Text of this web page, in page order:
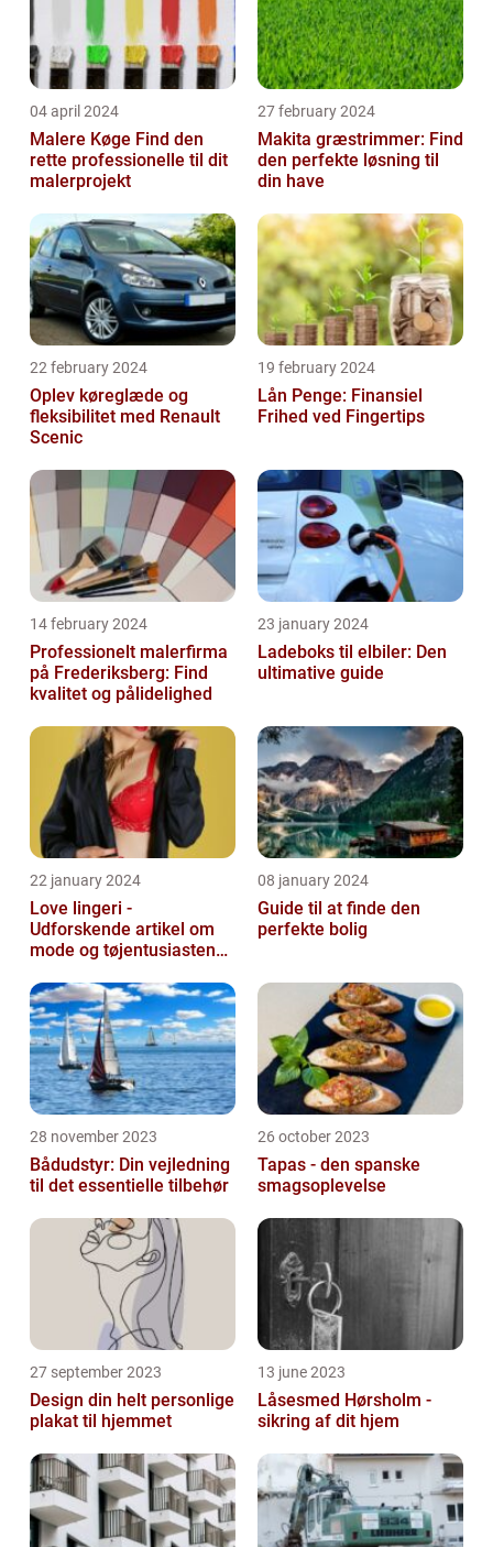
04 april 2024
Malere Køge Find den
rette professionelle til dit
malerprojekt
27 february 2024
Makita græstrimmer: Find
den perfekte løsning til
din have
22 february 2024
Oplev køreglæde og
fleksibilitet med Renault
Scenic
19 february 2024
Lån Penge: Finansiel
Frihed ved Fingertips
14 february 2024
Professionelt malerfirma
på Frederiksberg: Find
kvalitet og pålidelighed
23 january 2024
Ladeboks til elbiler: Den
ultimative guide
22 january 2024
Love lingeri -
Udforskende artikel om
mode og tøjentusiastens
08 january 2024
Guide til at finde den
perfekte bolig
28 november 2023
Bådudstyr: Din vejledning
til det essentielle tilbehør
26 october 2023
Tapas - den spanske
smagsoplevelse
27 september 2023
Design din helt personlige
plakat til hjemmet
13 june 2023
Låsesmed Hørsholm -
sikring af dit hjem